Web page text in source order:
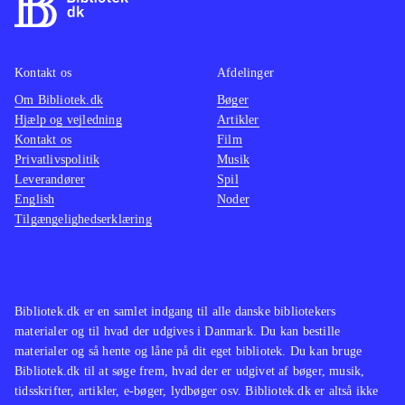
Bibliotek.dk er en samlet indgang til alle danske bibliotekers
materialer og til hvad der udgives i Danmark. Du kan bestille
materialer og så hente og låne på dit eget bibliotek. Du kan bruge
Bibliotek.dk til at søge frem, hvad der er udgivet af bøger, musik,
tidsskrifter, artikler, e-bøger, lydbøger osv. Bibliotek.dk er altså ikke
Kontakt os
Om Bibliotek.dk
Hjælp og vejledning
Kontakt os
Privatlivspolitik
Leverandører
English
Tilgængelighedserklæring
Afdelinger
Bøger
Artikler
Film
Musik
Spil
Noder